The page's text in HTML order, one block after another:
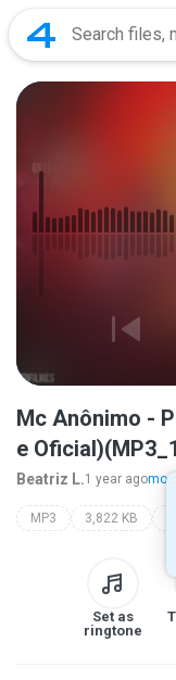
Mc Anônimo -
e
Beatriz L.1 year ago
MP3 3,822 KB
Set as
ringtone